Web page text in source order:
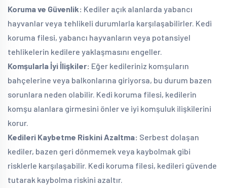
Koruma ve Güvenlik: Kediler açık alanlarda yabancı
hayvanlar veya tehlikeli durumlarla karşılaşabilirler. Kedi
koruma filesi, yabancı hayvanların veya potansiyel
tehlikelerin kedilere yaklaşmasını engeller.
Komşularla İyi İlişkiler: Eğer kedileriniz komşuların
bahçelerine veya balkonlarına giriyorsa, bu durum bazen
sorunlara neden olabilir. Kedi koruma filesi, kedilerin
komşu alanlara girmesini önler ve iyi komşuluk ilişkilerini
korur.
Kedileri Kaybetme Riskini Azaltma: Serbest dolaşan
kediler, bazen geri dönmemek veya kaybolmak gibi
risklerle karşılaşabilir. Kedi koruma filesi, kedileri güvende
tutarak kaybolma riskini azaltır.